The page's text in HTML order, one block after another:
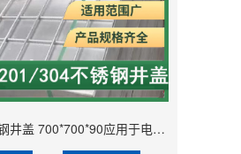
重庆201不锈钢井盖 700*700*90应用于电力供应用 重庆304盖板 耐腐蚀性